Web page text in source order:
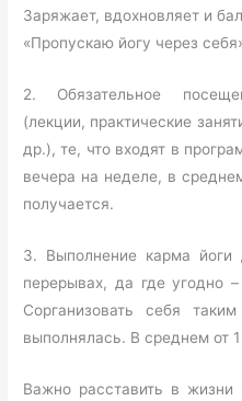
Заряжает, вдохновляет и
«Пропускаю йогу через
2. Обязательное
(лекции, практические
др.), те, что входят в
вечера на неделе, в
получается.
3. Выполнение карма
перерывах, да где угодно
Сорганизовать себя
выполнялась. В среднем от
Важно расставить в жизни